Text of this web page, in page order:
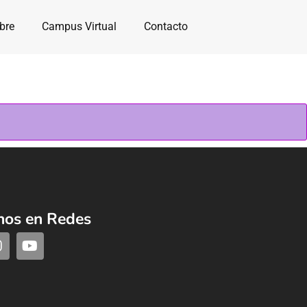
Campus Virtual Contacto
en Redes